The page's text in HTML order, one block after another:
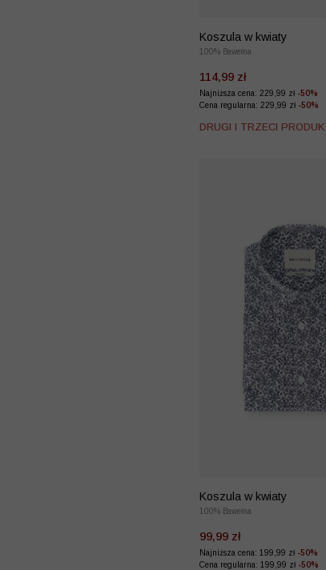
Koszula w kwiaty
100% Bawełna
114,99 zł
Najniższa cena: 229,99 zł -50%
Cena regularna: 229,99 zł -50%
DRUGI I TRZECI
Koszula w kwiaty
100% Bawełna
99,99 zł
Najniższa cena: 199,99 zł -50%
Cena regularna: 199,99 zł -50%